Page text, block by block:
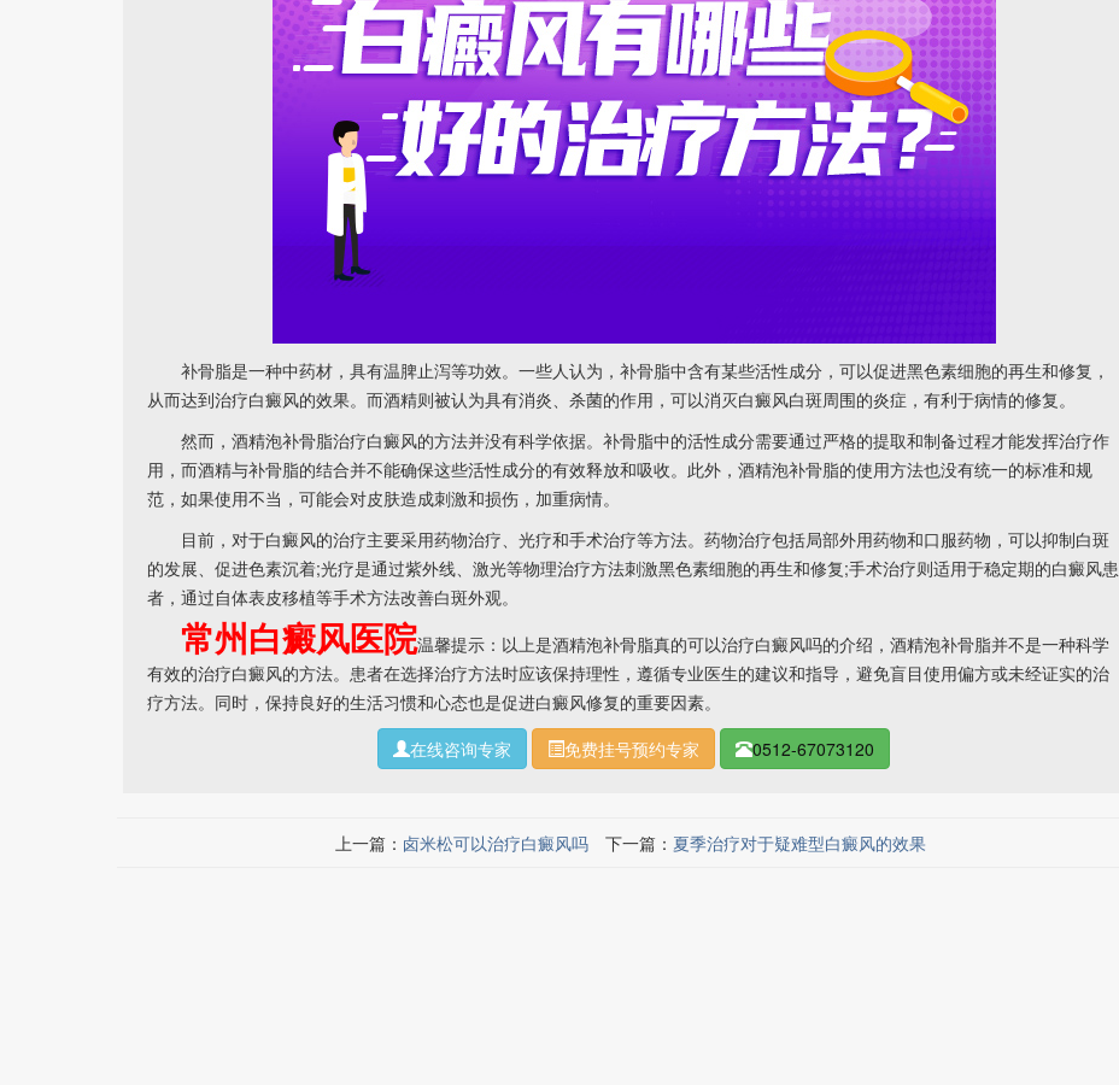
补骨脂是一种中药材，具有温脾止泻等功效。一些人认为，补骨脂中含有某些活性成分，可以促进黑色素细胞的再生和修复，
从而达到治疗白癜风的效果。而酒精则被认为具有消炎、杀菌的作用，可以消灭白癜风白斑周围的炎症，有利于病情的修复。
然而，酒精泡补骨脂治疗白癜风的方法并没有科学依据。补骨脂中的活性成分需要通过严格的提取和制备过程才能发挥治疗作
用，而酒精与补骨脂的结合并不能确保这些活性成分的有效释放和吸收。此外，酒精泡补骨脂的使用方法也没有统一的标准和规
范，如果使用不当，可能会对皮肤造成刺激和损伤，加重病情。
目前，对于白癜风的治疗主要采用药物治疗、光疗和手术治疗等方法。药物治疗包括局部外用药物和口服药物，可以抑制白斑
的发展、促进色素沉着;光疗是通过紫外线、激光等物理治疗方法刺激黑色素细胞的再生和修复;手术治疗则适用于稳定期的白癜风患
者，通过自体表皮移植等手术方法改善白斑外观。
常州白癜风医院温馨提示：以上是酒精泡补骨脂真的可以治疗白癜风吗的介绍，酒精泡补骨脂并不是一种科学
有效的治疗白癜风的方法。患者在选择治疗方法时应该保持理性，遵循专业医生的建议和指导，避免盲目使用偏方或未经证实的治
疗方法。同时，保持良好的生活习惯和心态也是促进白癜风修复的重要因素。
在线咨询专家
免费挂号预约专家 0512-67073120
上一篇： 卤米松可以治疗白癜风吗 下一篇： 夏季治疗对于疑难型白癜风的效果